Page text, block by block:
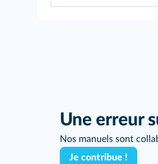
Une erreur
Nos manuels sont
Je contribue !